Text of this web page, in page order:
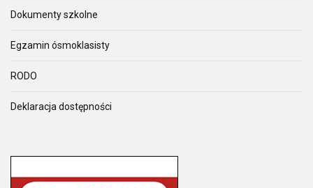
Dokumenty szkolne
Egzamin ósmoklasisty
RODO
Deklaracja dostępności